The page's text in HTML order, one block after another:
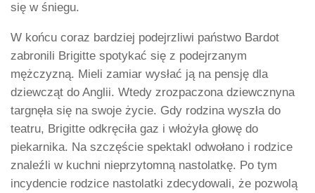
się w śniegu.
W końcu coraz bardziej podejrzliwi państwo Bardot
zabronili Brigitte spotykać się z podejrzanym
mężczyzną. Mieli zamiar wysłać ją na pensję dla
dziewcząt do Anglii. Wtedy zrozpaczona dziewcznyna
targnęła się na swoje życie. Gdy rodzina wyszła do
teatru, Brigitte odkręciła gaz i włożyła głowę do
piekarnika. Na szczęście spektakl odwołano i rodzice
znaleźli w kuchni nieprzytomną nastolatkę. Po tym
incydencie rodzice nastolatki zdecydowali, że pozwolą